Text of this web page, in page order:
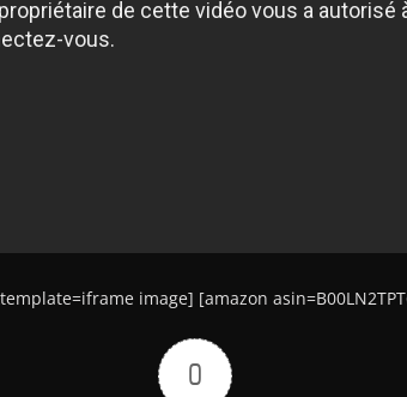
image] [amazon
0